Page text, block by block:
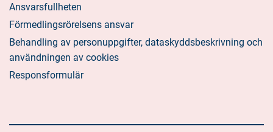
Ansvarsfullheten
Förmedlingsrörelsens ansvar
Behandling av personuppgifter, dataskyddsbeskrivning och
användningen av cookies
Responsformulär